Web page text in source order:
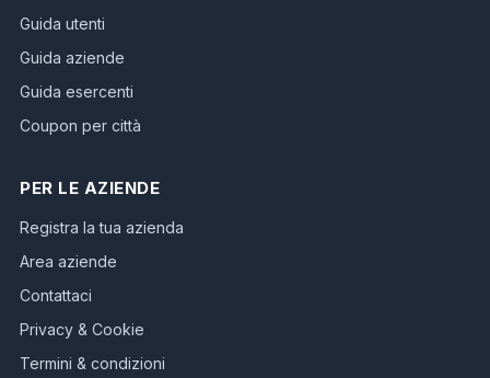
Guida utenti
Guida aziende
Guida esercenti
Coupon per città
PER LE AZIENDE
Registra la tua azienda
Area aziende
Contattaci
Privacy & Cookie
Termini & condizioni